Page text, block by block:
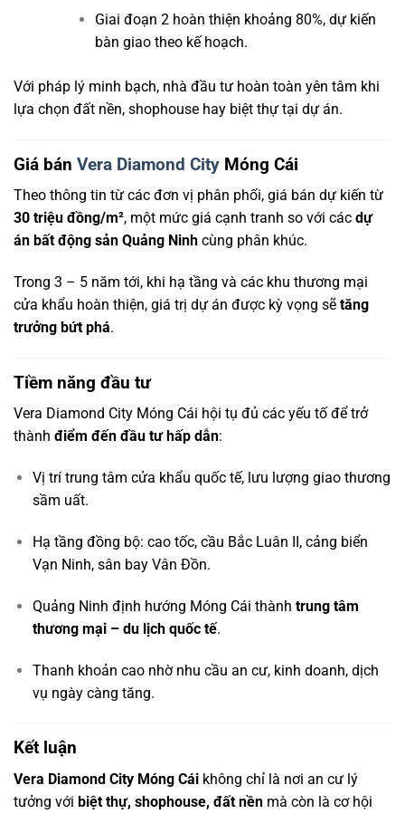
Giai đoạn 2 hoàn thiện khoảng 80%, dự kiến
bàn giao theo kế hoạch.
Với pháp lý minh bạch, nhà đầu tư hoàn toàn yên tâm khi
lựa chọn đất nền, shophouse hay biệt thự tại dự án.
Giá bán Vera Diamond City Móng Cái
Theo thông tin từ các đơn vị phân phối, giá bán dự kiến từ
30 triệu đồng/m², một mức giá cạnh tranh so với các dự
án bất động sản Quảng Ninh cùng phân khúc.
Trong 3 – 5 năm tới, khi hạ tầng và các khu thương mại
cửa khẩu hoàn thiện, giá trị dự án được kỳ vọng sẽ tăng
trưởng bứt phá.
Tiềm năng đầu tư
Vera Diamond City Móng Cái hội tụ đủ các yếu tố để trở
thành điểm đến đầu tư hấp dẫn:
Vị trí trung tâm cửa khẩu quốc tế, lưu lượng giao thương
sầm uất.
Hạ tầng đồng bộ: cao tốc, cầu Bắc Luân II, cảng biển
Vạn Ninh, sân bay Vân Đồn.
Quảng Ninh định hướng Móng Cái thành trung tâm
thương mại – du lịch quốc tế.
Thanh khoản cao nhờ nhu cầu an cư, kinh doanh, dịch
vụ ngày càng tăng.
Kết luận
Vera Diamond City Móng Cái không chỉ là nơi an cư lý
tưởng với biệt thự, shophouse, đất nền mà còn là cơ hội